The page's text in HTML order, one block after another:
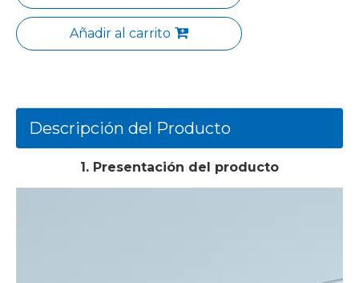
Añadir al carrito
Descripción del Producto
1. Presentación del producto